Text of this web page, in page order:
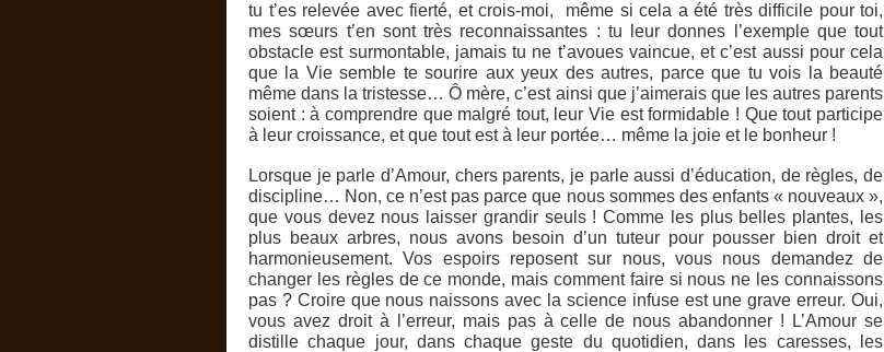
tu t’es relevée avec fierté, et crois-moi, même si cela a été très difficile pour toi,
mes sœurs t’en sont très reconnaissantes : tu leur donnes l’exemple que tout
obstacle est surmontable, jamais tu ne t’avoues vaincue, et c’est aussi pour cela
que la Vie semble te sourire aux yeux des autres, parce que tu vois la beauté
même dans la tristesse… Ô mère, c’est ainsi que j’aimerais que les autres parents
soient : à comprendre que malgré tout, leur Vie est formidable ! Que tout participe
à leur croissance, et que tout est à leur portée… même la joie et le bonheur !
Lorsque je parle d’Amour, chers parents, je parle aussi d’éducation, de règles, de
discipline… Non, ce n’est pas parce que nous sommes des enfants « nouveaux »,
que vous devez nous laisser grandir seuls ! Comme les plus belles plantes, les
plus beaux arbres, nous avons besoin d’un tuteur pour pousser bien droit et
harmonieusement. Vos espoirs reposent sur nous, vous nous demandez de
changer les règles de ce monde, mais comment faire si nous ne les connaissons
pas ? Croire que nous naissons avec la science infuse est une grave erreur. Oui,
vous avez droit à l’erreur, mais pas à celle de nous abandonner ! L’Amour se
distille chaque jour, dans chaque geste du quotidien, dans les caresses, les